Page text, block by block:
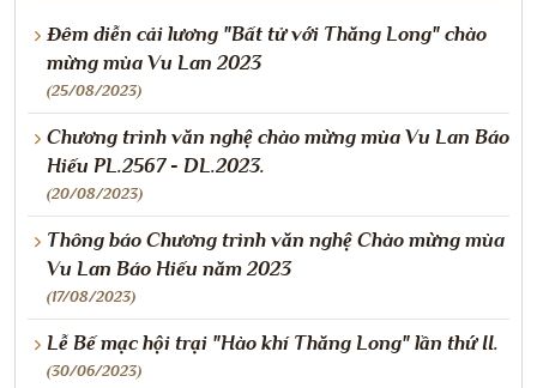
Đêm diễn cải lương "Bất tử với Thăng Long" chào
mừng mùa Vu Lan 2023
(25/08/2023)
Chương trình văn nghệ chào mừng mùa Vu Lan Báo
Hiếu PL.2567 - DL.2023.
(20/08/2023)
Thông báo Chương trình văn nghệ Chào mừng mùa
Vu Lan Báo Hiếu năm 2023
(17/08/2023)
Lễ Bế mạc hội trại "Hào khí Thăng Long" lần thứ II.
(30/06/2023)